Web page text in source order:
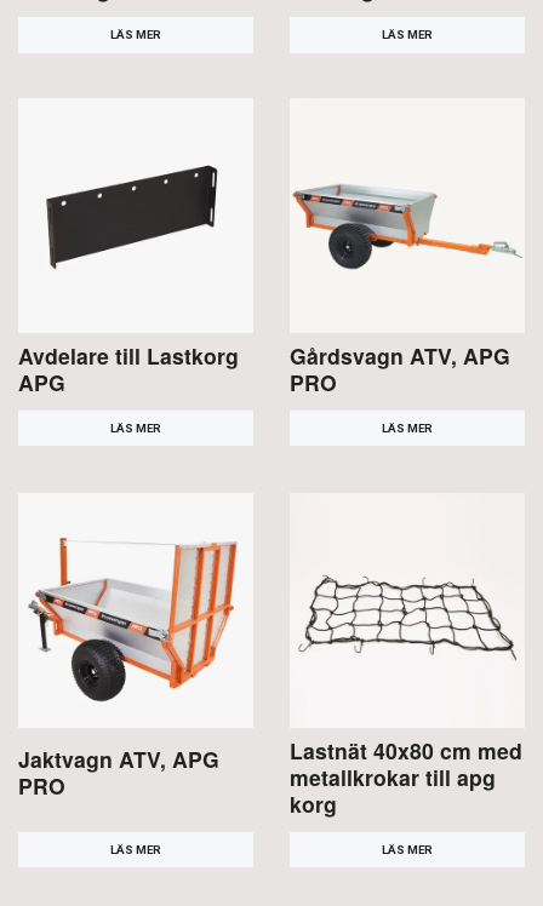
LÄS MER LÄS MER
Avdelare till Lastkorg
APG
LÄS MER
Gårdsvagn ATV, APG
PRO
LÄS MER
Jaktvagn ATV, APG
PRO
LÄS MER
Lastnät 40x80 cm med
metallkrokar till apg
korg
LÄS MER